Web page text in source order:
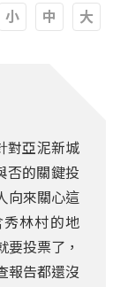
對亞泥新城
否的關鍵投
向來關心這
林村的地
投票了，
報告都還沒